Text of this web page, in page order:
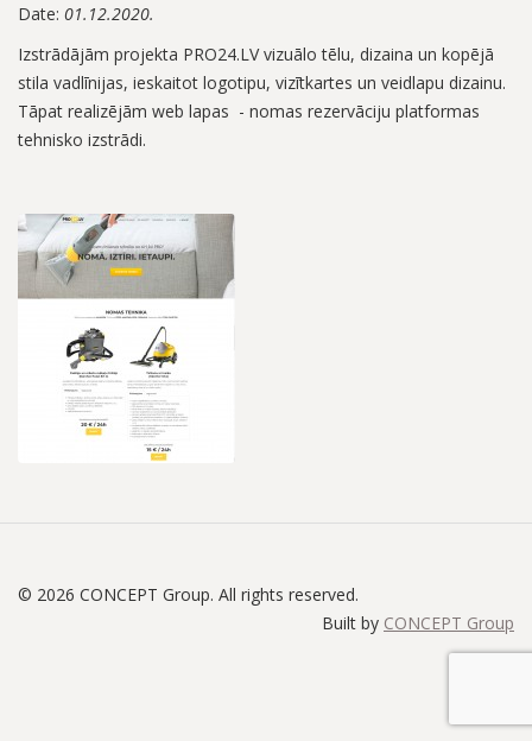
Date: 01.12.2020.
Izstrādājām projekta PRO24.LV vizuālo tēlu, dizaina un kopējā
stila vadlīnijas, ieskaitot logotipu, vizītkartes un veidlapu dizainu.
Tāpat realizējām web lapas - nomas rezervāciju platformas
tehnisko izstrādi.
© 2026 CONCEPT Group. All rights reserved.
Built by CONCEPT Group